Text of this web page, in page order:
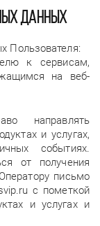
данных
Пользователя:
к сервисам,
на веб-
направлять
и услугах,
событиях.
от получения
письмо
с пометкой
и услугах и